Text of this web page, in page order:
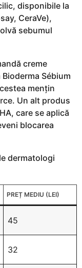
disponibile la
CeraVe),
sebumul
creme
Sébium
mențin
Un alt produs
care se aplică
blocarea
dermatologi
PREȚ MEDIU (LEI)
45
32